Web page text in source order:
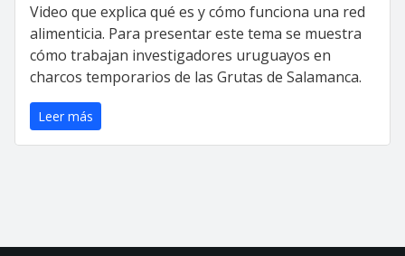
Video que explica qué es y cómo funciona una red
alimenticia. Para presentar este tema se muestra
cómo trabajan investigadores uruguayos en
charcos temporarios de las Grutas de Salamanca.
Leer más